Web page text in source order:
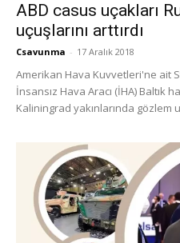
ABD casus uçakları
uçuşlarını arttırdı
Csavunma - 17 Aralık 2018
Amerikan Hava Kuvvetleri'ne ait
İnsansız Hava Aracı (İHA) Baltık
Kaliningrad yakınlarında gözlem